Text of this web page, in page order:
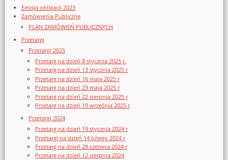
Emisja obligacji 2023
Zamówienia Publiczne
PLAN ZAMÓWIEŃ PUBLICZNYCH
Przetargi
Przetargi 2025
Przetarg na dzień 8 stycznia 2025 r.
Przetarg na dzień 13 stycznia 2025 r
Przetarg na dzień 16 maja 2025 r
Przetarg na dzień 23 maja 2025 r
Przetarg na dzień 22 sierpnia 2025 r
Przetarg na dzień 19 września 2025 r
Przetargi 2024
Przetarg na dzień 19 stycznia 2024 r
Przetargi na dzień 14 lutego 2024 r
Przetarg na dzień 28 czerwca 2024 r
Przetarg na dzień 12 sierpnia 2024